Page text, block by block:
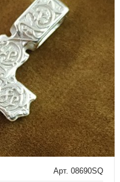
Арт. 08690SQ